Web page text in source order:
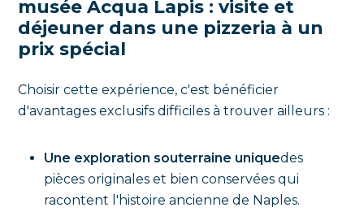
musée Acqua Lapis : visite et
déjeuner dans une pizzeria à un
prix spécial
Choisir cette expérience, c'est bénéficier
d'avantages exclusifs difficiles à trouver ailleurs :
Une exploration souterraine uniquedes
pièces originales et bien conservées qui
racontent l'histoire ancienne de Naples.